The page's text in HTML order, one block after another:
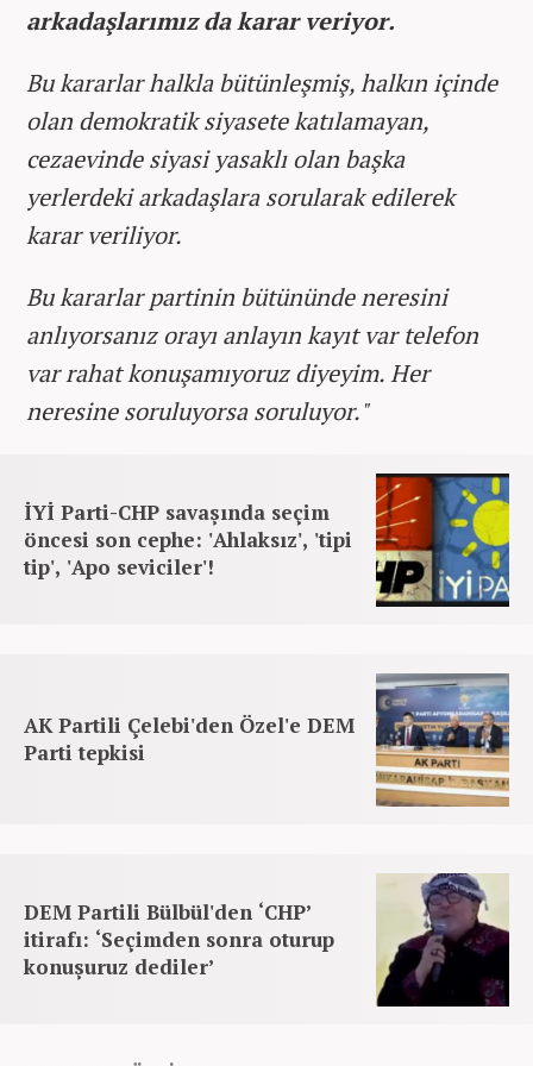
arkadaşlarımız da karar veriyor.
Bu kararlar halkla bütünleşmiş, halkın içinde
olan demokratik siyasete katılamayan,
cezaevinde siyasi yasaklı olan başka
yerlerdeki arkadaşlara sorularak edilerek
karar veriliyor.
Bu kararlar partinin bütününde neresini
anlıyorsanız orayı anlayın kayıt var telefon
var rahat konuşamıyoruz diyeyim. Her
neresine soruluyorsa soruluyor."
İYİ Parti-CHP savaşında seçim
öncesi son cephe: 'Ahlaksız', 'tipi
tip', 'Apo seviciler'!
AK Partili Çelebi'den Özel'e DEM
Parti tepkisi
DEM Partili Bülbül'den ‘CHP’
itirafı: ‘Seçimden sonra oturup
konuşuruz dediler’